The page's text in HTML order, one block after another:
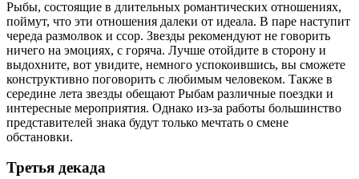
Рыбы, состоящие в длительных романтических отношениях,
поймут, что эти отношения далеки от идеала. В паре наступит
череда размолвок и ссор. Звезды рекомендуют не говорить
ничего на эмоциях, с горяча. Лучше отойдите в сторону и
выдохните, вот увидите, немного успокоившись, вы сможете
конструктивно поговорить с любимым человеком. Также в
середине лета звезды обещают Рыбам различные поездки и
интересные мероприятия. Однако из-за работы большинство
представителей знака будут только мечтать о смене
обстановки.
Третья декада